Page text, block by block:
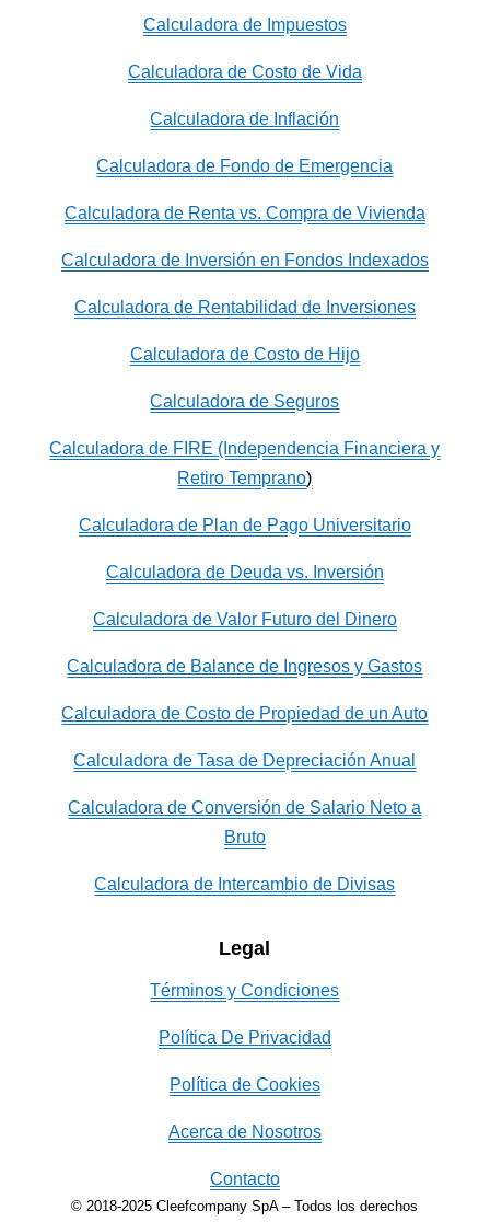
Calculadora de Impuestos
Calculadora de Costo de Vida
Calculadora de Inflación
Calculadora de Fondo de Emergencia
Calculadora de Renta vs. Compra de Vivienda
Calculadora de Inversión en Fondos Indexados
Calculadora de Rentabilidad de Inversiones
Calculadora de Costo de Hijo
Calculadora de Seguros
Calculadora de FIRE (Independencia Financiera y
Retiro Temprano)
Calculadora de Plan de Pago Universitario
Calculadora de Deuda vs. Inversión
Calculadora de Valor Futuro del Dinero
Calculadora de Balance de Ingresos y Gastos
Calculadora de Costo de Propiedad de un Auto
Calculadora de Tasa de Depreciación Anual
Calculadora de Conversión de Salario Neto a
Bruto
Calculadora de Intercambio de Divisas
Legal
Términos y Condiciones
Política De Privacidad
Política de Cookies
Acerca de Nosotros
Contacto
© 2018-2025 Cleefcompany SpA – Todos los derechos